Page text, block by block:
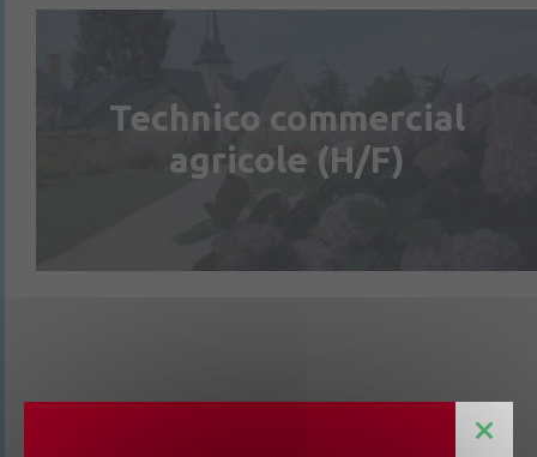
Technico commercial
agricole (H/F)